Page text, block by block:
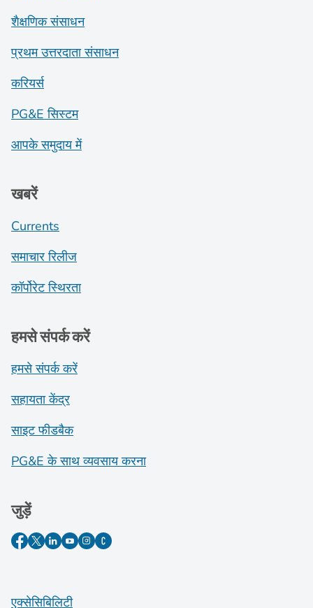
शैक्षणिक संसाधन
प्रथम उत्तरदाता संसाधन
करियर्स
PG&E सिस्टम
आपके समुदाय में
खबरें
Currents
समाचार रिलीज
कॉर्पोरेट स्थिरता
हमसे संपर्क करें
हमसे संपर्क करें
सहायता केंद्र
साइट फीडबैक
PG&E के साथ व्यवसाय करना
जुड़ें
एक्सेसिबिलिटी